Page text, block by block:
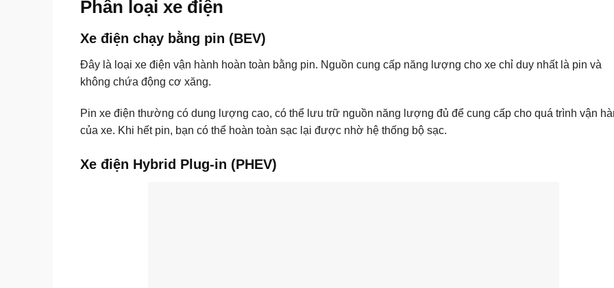
Phân loại xe điện
Xe điện chạy bằng pin (BEV)
Đây là loại xe điện vận hành hoàn toàn bằng pin. Nguồn cung cấp năng lượng cho xe chỉ duy nhất là pin và
không chứa động cơ xăng.
Pin xe điện thường có dung lượng cao, có thể lưu trữ nguồn năng lượng đủ để cung cấp cho quá trình vận
của xe. Khi hết pin, bạn có thể hoàn toàn sạc lại được nhờ hệ thống bộ sạc.
Xe điện Hybrid Plug-in (PHEV)